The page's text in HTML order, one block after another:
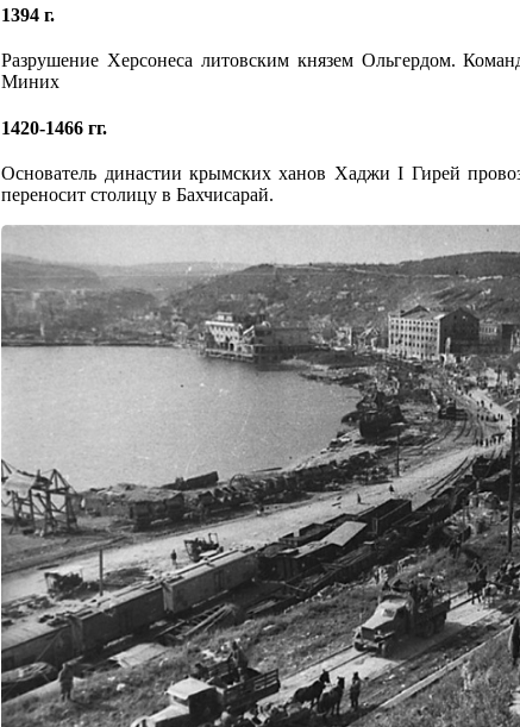
1394 г.
Разрушение Херсонеса литовским князем Ольгердом.
Миних
1420-1466 гг.
Основатель династии крымских ханов Хаджи I Гирей
переносит столицу в Бахчисарай.